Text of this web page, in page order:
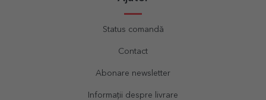
Status comandă
Contact
Abonare newsletter
Informații despre livrare